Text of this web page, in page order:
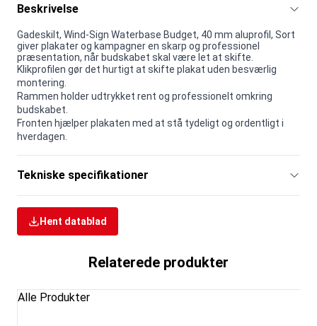
Beskrivelse
Gadeskilt, Wind-Sign Waterbase Budget, 40 mm aluprofil, Sort
giver plakater og kampagner en skarp og professionel
præsentation, når budskabet skal være let at skifte.
Klikprofilen gør det hurtigt at skifte plakat uden besværlig
montering.
Rammen holder udtrykket rent og professionelt omkring
budskabet.
Fronten hjælper plakaten med at stå tydeligt og ordentligt i
hverdagen.
Tekniske specifikationer
Hent datablad
Relaterede produkter
Alle Produkter